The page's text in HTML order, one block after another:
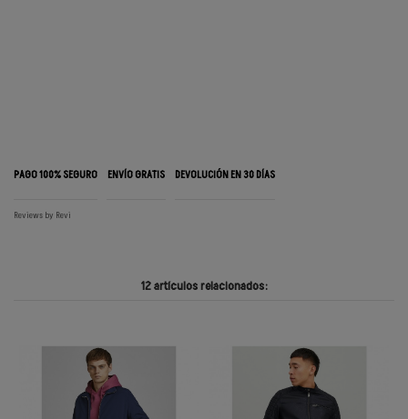
PAGO 100% SEGURO ENVÍO GRATIS DEVOLUCIÓN EN 30 DÍAS
Reviews by Revi
12 artículos relacionados: